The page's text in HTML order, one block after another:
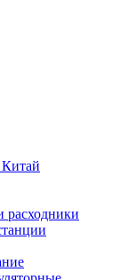
расходники